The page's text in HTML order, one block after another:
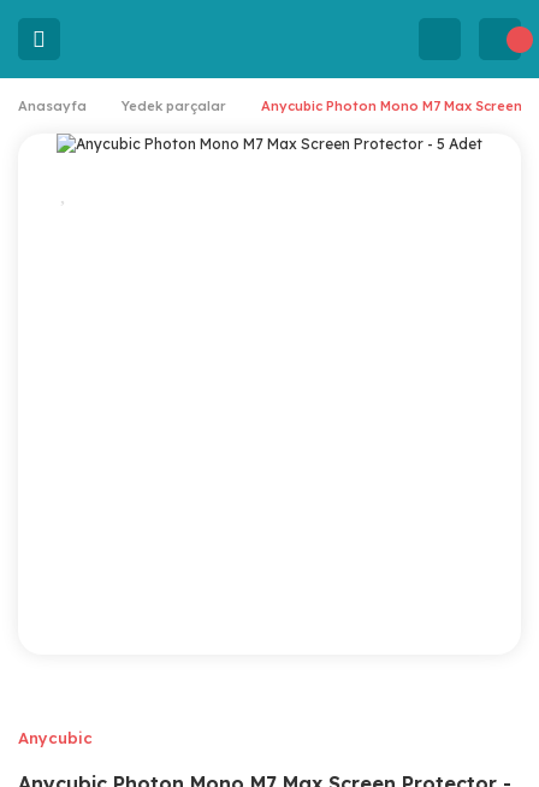
Anasayfa Yedek parçalar Anycubic Photon Mono M7 Max Screen
Anycubic